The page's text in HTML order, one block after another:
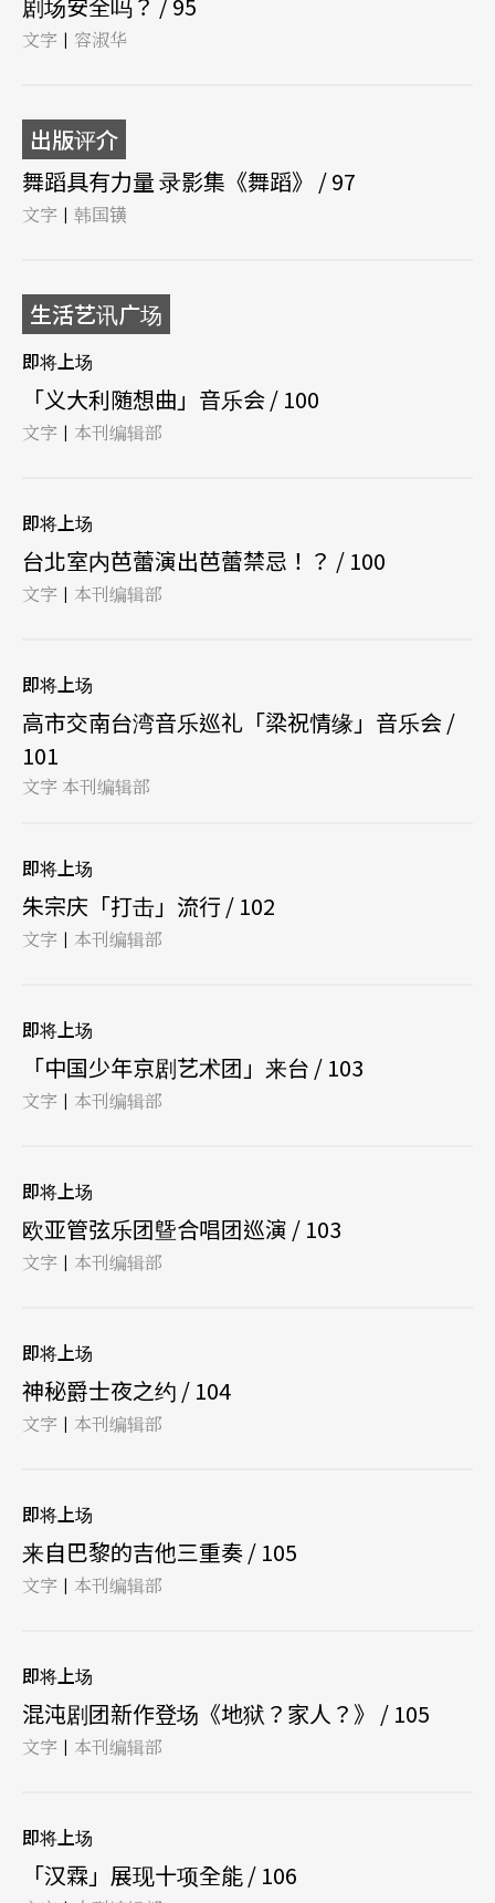
文字 | 容淑华
出版评介
舞蹈具有力量 录影集《舞蹈》 / 97
文字 | 韩国𨱑
生活艺讯广场
即将上场
「义大利随想曲」音乐会 / 100
文字 | 本刊编辑部
即将上场
台北室内芭蕾演出芭蕾禁忌！？ / 100
文字 | 本刊编辑部
即将上场
高市交南台湾音乐巡礼「梁祝情缘」音乐会 /
101
文字 本刊编辑部
即将上场
朱宗庆「打击」流行 / 102
文字 | 本刊编辑部
即将上场
「中国少年京剧艺术团」来台 / 103
文字 | 本刊编辑部
即将上场
欧亚管弦乐团曁合唱团巡演 / 103
文字 | 本刊编辑部
即将上场
神秘爵士夜之约 / 104
文字 | 本刊编辑部
即将上场
来自巴黎的吉他三重奏 / 105
文字 | 本刊编辑部
即将上场
混沌剧团新作登场《地狱？家人？》 / 105
文字 | 本刊编辑部
即将上场
「汉霖」展现十项全能 / 106